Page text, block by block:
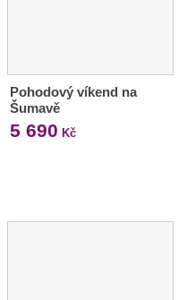
Pohodový víkend na
Šumavě
5 690 Kč